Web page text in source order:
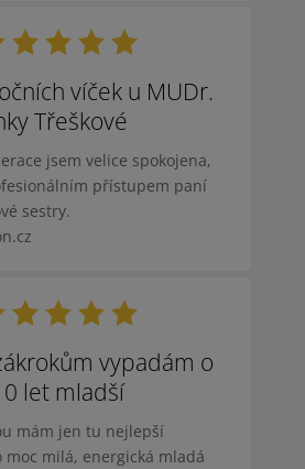
víček u MUDr.
Třeškové
jsem velice spokojena,
přístupem paní
sestry.
vypadám o
let mladší
mám jen tu nejlepší
moc milá, energická mladá